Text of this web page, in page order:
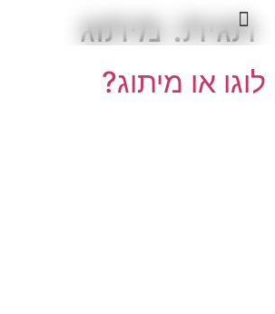
תגית: מיתוג
לוגו או מיתוג?